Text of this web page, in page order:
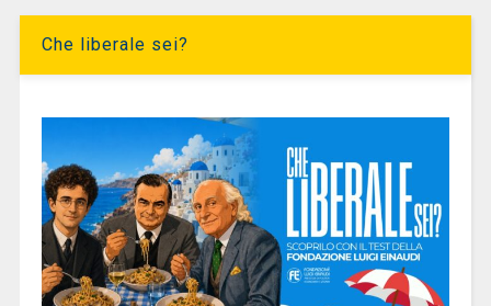
Che liberale sei?